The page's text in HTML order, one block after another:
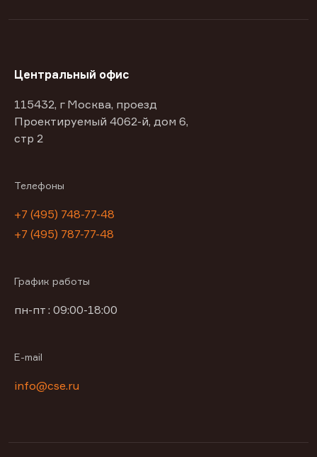
Центральный офис
115432, г Москва, проезд
Проектируемый 4062-й, дом 6,
стр 2
Телефоны
+7 (495) 748-77-48
+7 (495) 787-77-48
График работы
пн-пт : 09:00-18:00
E-mail
info@cse.ru